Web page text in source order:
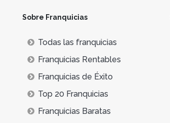
Sobre Franquicias
Todas las franquicias
Franquicias Rentables
Franquicias de Éxito
Top 20 Franquicias
Franquicias Baratas